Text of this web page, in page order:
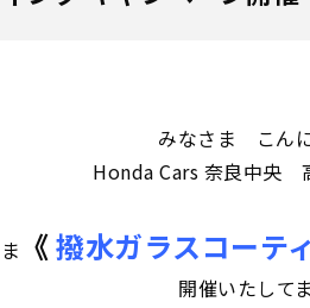
みなさま こん
Honda Cars 奈良中央
《撥水ガラスコーテ
開催いたして